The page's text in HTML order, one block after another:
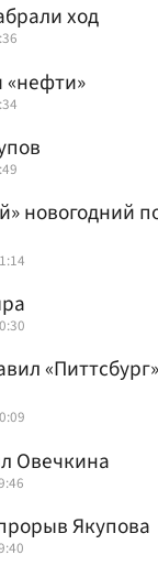
ход
«нефти»
новогодний
Овечкина
Якупова